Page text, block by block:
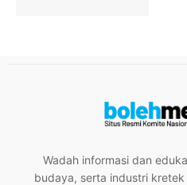
Wadah informasi dan
budaya, serta industri